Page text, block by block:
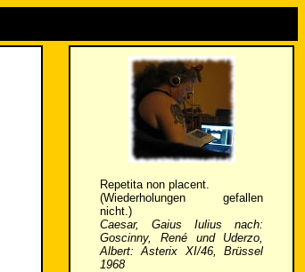
Repetita non placent.
(Wiederholungen gefallen
nicht.)
Caesar, Gaius Iulius nach:
Goscinny, René und Uderzo,
Albert: Asterix XI/46, Brüssel
1968